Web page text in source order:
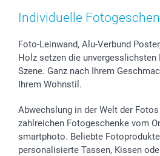
Individuelle
Foto-Leinwand, Alu-Verbund
Holz setzen die
Szene. Ganz nach Ihrem
Ihrem Wohnstil.
Abwechslung in der Welt der
zahlreichen Fotogeschenke vom
smartphoto. Beliebte
personalisierte Tassen, Kissen